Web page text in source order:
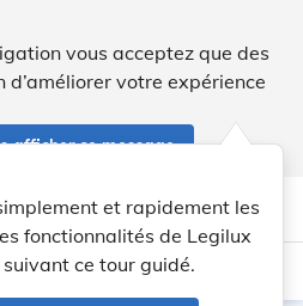
vous acceptez que des
votre expérience
afficher ce message
account_circle help Aide
et rapidement les
fonctionnalités de Legilux
suivant ce tour guidé.
light_mode dark_mode